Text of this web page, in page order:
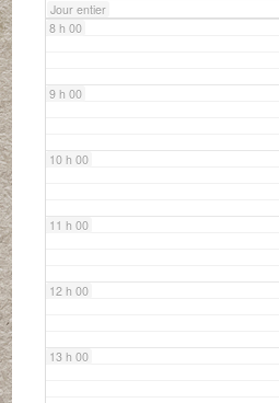
Jour entier
8 h 00
9 h 00
10 h 00
11 h 00
12 h 00
13 h 00